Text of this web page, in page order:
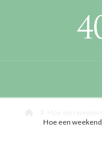
Hoe een